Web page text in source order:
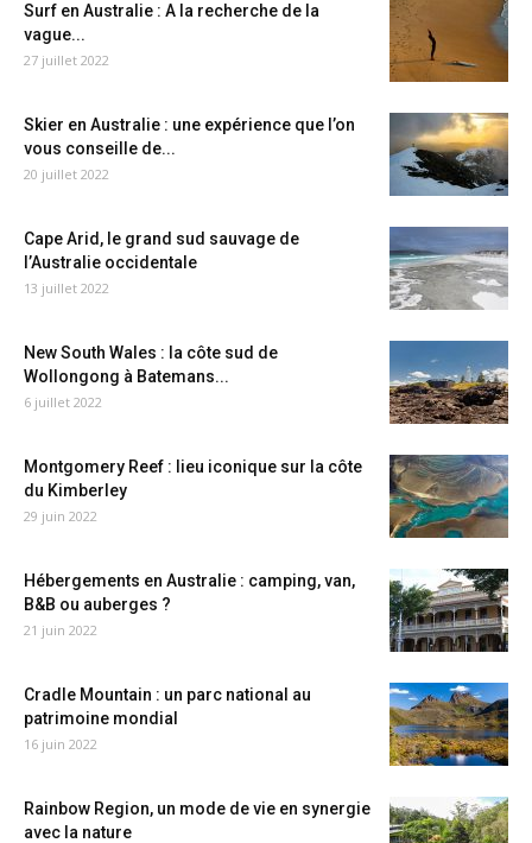
Surf en Australie : A la recherche de la
vague...
27 juillet 2022
Skier en Australie : une expérience que l’on
vous conseille de...
20 juillet 2022
Cape Arid, le grand sud sauvage de
l’Australie occidentale
13 juillet 2022
New South Wales : la côte sud de
Wollongong à Batemans...
6 juillet 2022
Montgomery Reef : lieu iconique sur la côte
du Kimberley
29 juin 2022
Hébergements en Australie : camping, van,
B&B ou auberges ?
21 juin 2022
Cradle Mountain : un parc national au
patrimoine mondial
16 juin 2022
Rainbow Region, un mode de vie en synergie
avec la nature